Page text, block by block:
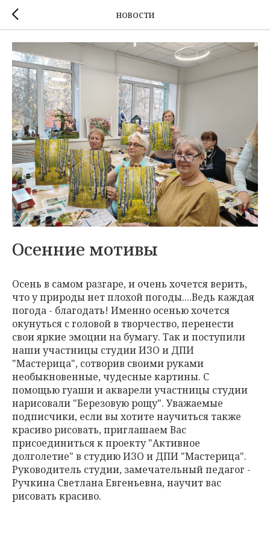
НОВОСТИ
Осенние мотивы
Осень в самом разгаре, и очень хочется верить,
что у природы нет плохой погоды....Ведь каждая
погода - благодать! Именно осенью хочется
окунуться с головой в творчество, перенести
свои яркие эмоции на бумагу. Так и поступили
наши участницы студии ИЗО и ДПИ
"Мастерица", сотворив своими руками
необыкновенные, чудесные картины. С
помощью гуаши и акварели участницы студии
нарисовали "Березовую рощу". Уважаемые
подписчики, если вы хотите научиться также
красиво рисовать, приглашаем Вас
присоединиться к проекту "Активное
долголетие" в студию ИЗО и ДПИ "Мастерица".
Руководитель студии, замечательный педагог -
Ручкина Светлана Евгеньевна, научит вас
рисовать красиво.